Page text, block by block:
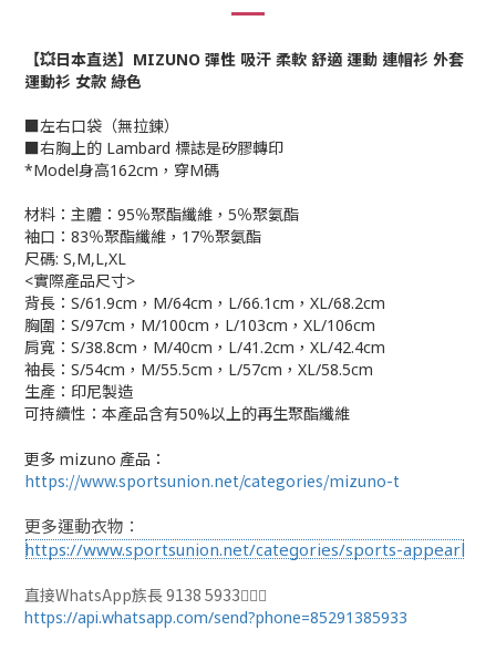
【💥日本直送】MIZUNO 彈性 吸汗 柔軟 舒適 運動 連帽衫 外套
運動衫 女款 綠色
■左右口袋（無拉鍊）
■右胸上的 Lambard 標誌是矽膠轉印
*Model身高162cm，穿M碼
材料： 主體：95％聚酯纖維，5％聚氨酯
袖口：83％聚酯纖維，17％聚氨酯
尺碼: S,M,L,XL
<實際產品尺寸>
背長： S/61.9cm，M/64cm，L/66.1cm，XL/68.2cm
胸圍：S/97cm，M/100cm，L/103cm，XL/106cm
肩寬：S/38.8cm，M/40cm，L/41.2cm，XL/42.4cm
袖長：S/54cm，M/55.5cm，L/57cm，XL/58.5cm
生產： 印尼製造
可持續性：本產品含有50%以上的再生聚酯纖維
更多 mizuno 產品：
https://www.sportsunion.net/categories/mizuno-t
更多運動衣物：
https://www.sportsunion.net/categories/sports-appearl
直接WhatsApp族長 9138 5933🙆🏻‍♂
https://api.whatsapp.com/send?phone=85291385933